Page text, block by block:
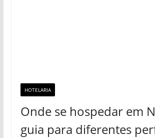
HOTELARIA
Onde se hospedar em
guia para diferentes